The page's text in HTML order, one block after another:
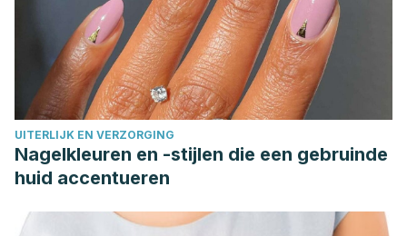
food products: effects on bees and human health. Chem
Cent J. 2018 Apr 4;12(1):35.
Yuan X, Huang X, Wang B, Huang YX, Zhang YY, Tang Y,
Yang JY, Chen Q, Jian D, Xie HF, Shi W, Li J. Relationship
between rosacea and dietary factors: A multicenter
retrospective case-control survey. J Dermatol. 2019
Mar;46(3):219-225.
consumption and multiple health outcomes: umbrella review
UITERLIJK EN VERZORGING
Nagelkleuren en -stijlen die een gebruinde
huid accentueren